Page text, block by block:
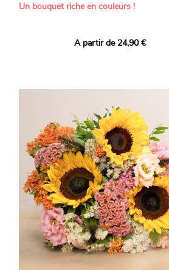
Un bouquet riche en couleurs !
vives pour un effet vitaminé garanti. Un
'Tropical Amazone' et 'Wild Calypso',
pour leur tenue en vase, leurs teintes
incroyables et le parfait épanouissement
leurs boutons.
Une explosion de couleurs dans un
roses fraîches !
Il contient :
- Un mélange harmonieux de roses
rouges, jaunes et orange
- Quelques feuillages pour structurer
À offrir pour :
A partir de 24,90 €